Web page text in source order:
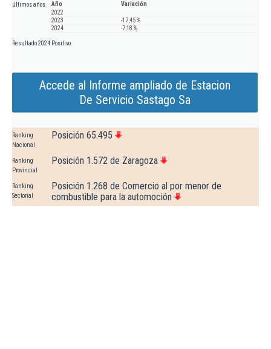
últimos años
Año
Variación
2022
2023
-17,45 %
2024
-7,18 %
Resultado 2024 Positivo
Accede al Informe ampliado de Estacion
De Servicio Sastago Sa
Ranking
Nacional
Posición 65.495
Ranking
Provincial
Posición 1.572 de Zaragoza
Ranking
Sectorial
Posición 1.268 de Comercio al por menor de
combustible para la automoción